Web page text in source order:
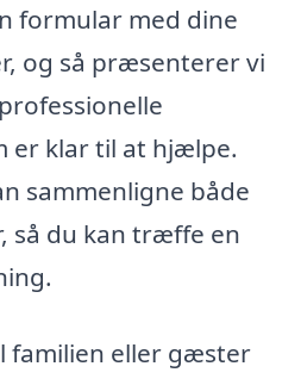
formular med dine
og så præsenterer vi
er klar til at hjælpe.
sammenligne både
så du kan træffe en
familien eller gæster